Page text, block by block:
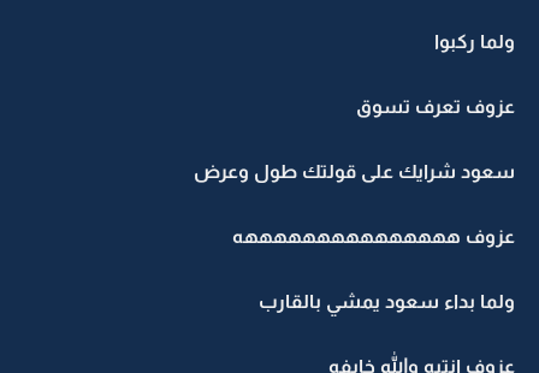
ولما ركبوا
عزوف تعرف تسوق
سعود شرايك على قولتك طول وعرض
عزوف هههههههههههههههه
ولما بداء سعود يمشي بالقارب
عزوف انتبه والله خايفه